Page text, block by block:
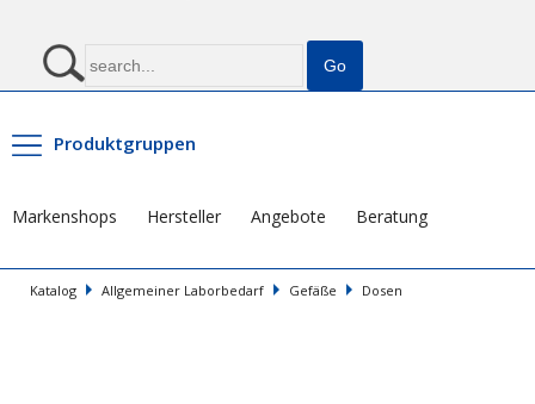
Produktgruppen
Markenshops Hersteller Angebote Beratung
Katalog Allgemeiner Laborbedarf Gefäße Dosen